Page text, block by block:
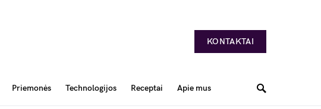
KONTAKTAI
Priemonės Technologijos Receptai Apie mus